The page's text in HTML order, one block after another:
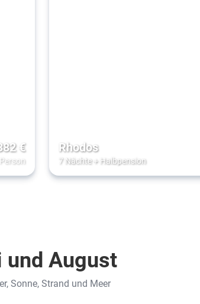
€ Rhodos
7 Nächte+ Halbpension
August
Sonne, Strand und Meer